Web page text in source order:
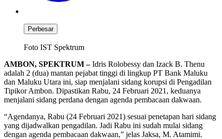
Perbesar
Foto IST Spektrum
AMBON, SPEKTRUM –Idris Rolobessy dan Izack B. Thenu
adalah 2 (dua) mantan pejabat tinggi di lingkup PT Bank Maluku
dan Maluku Utara ini, siap menjalani sidang korupsi di Pengadilan
Tipikor Ambon. Dipastikan Rabu, 24 Februari 2021, keduanya
menjalani sidang perdana dengan agenda pembacaan dakwaan.
“Agendanya, Rabu (24 Februari 2021) sesuai penetapan hari sidang
yang dijadwalkan pengadilan. Jadi Rabu ini sudah mulai sidang
dengan agenda pembacaan dakwaan,” jelas Jaksa, M. Atamimi.